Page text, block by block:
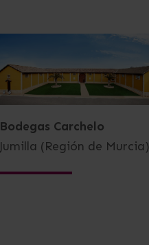
Bodegas Carchelo
Jumilla (Región de Murcia)